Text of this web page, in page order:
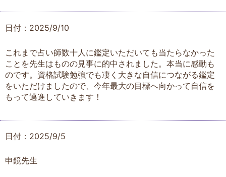
日付：2025/9/10
これまで占い師数十人に鑑定いただいても当たらなかった
ことを先生はものの見事に的中されました。本当に感動も
のです。資格試験勉強でも凄く大きな自信につながる鑑定
をいただけましたので、今年最大の目標へ向かって自信を
もって邁進していきます！
日付：2025/9/5
申鏡先生